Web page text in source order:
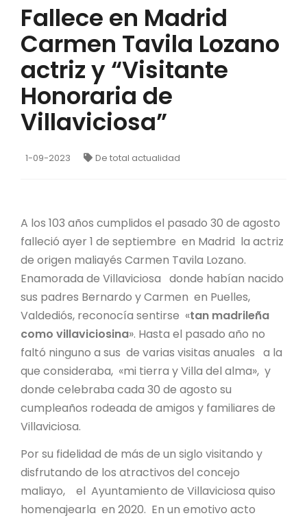
Fallece en Madrid
Carmen Tavila Lozano
actriz y “Visitante
Honoraria de
Villaviciosa”
1-09-2023 De total actualidad
A los 103 años cumplidos el pasado 30 de agosto
falleció ayer 1 de septiembre en Madrid la actriz
de origen maliayés Carmen Tavila Lozano.
Enamorada de Villaviciosa donde habían nacido
sus padres Bernardo y Carmen en Puelles,
Valdediós, reconocía sentirse «tan madrileña
como villaviciosina». Hasta el pasado año no
faltó ninguno a sus de varias visitas anuales a la
que consideraba, «mi tierra y Villa del alma», y
donde celebraba cada 30 de agosto su
cumpleaños rodeada de amigos y familiares de
Villaviciosa.
Por su fidelidad de más de un siglo visitando y
disfrutando de los atractivos del concejo
maliayo, el Ayuntamiento de Villaviciosa quiso
homenajearla en 2020. En un emotivo acto